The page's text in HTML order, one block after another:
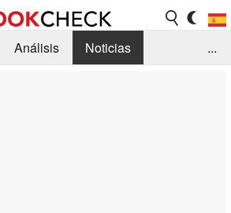
Análisis
Noticias
...